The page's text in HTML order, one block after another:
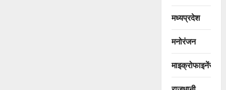
मध्यप्रदेश
मनोरंजन
माइक्रोफाइनेंस